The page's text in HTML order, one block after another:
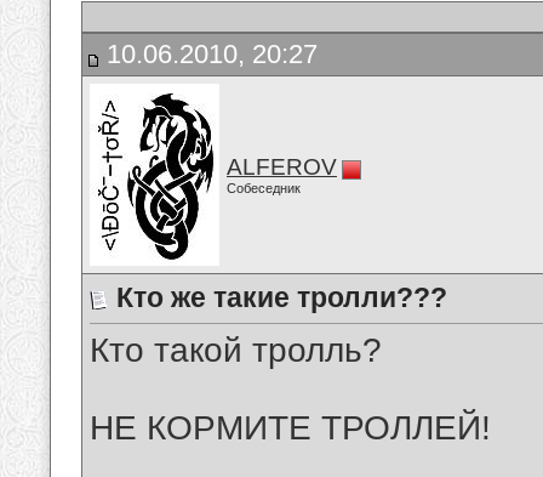
10.06.2010, 20:27
ALFEROV
Собеседник
Кто же такие тролли???
Кто такой тролль?
НЕ КОРМИТЕ ТРОЛЛЕЙ!